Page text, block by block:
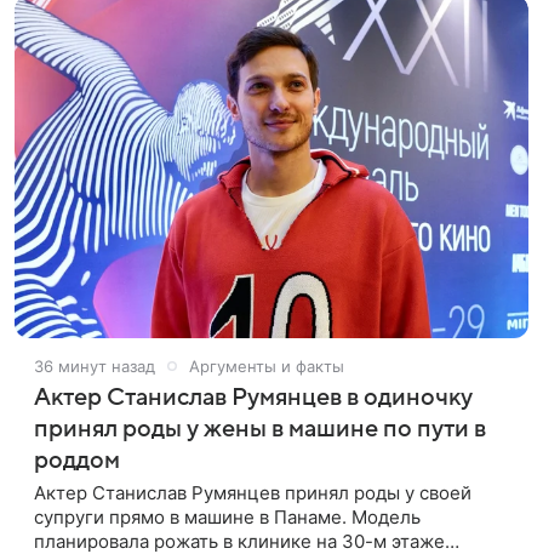
36 минут назад Аргументы и факты
Актер Станислав Румянцев в одиночку
принял роды у жены в машине по пути в
роддом
Актер Станислав Румянцев принял роды у своей
супруги прямо в машине в Панаме. Модель
планировала рожать в клинике на 30-м этаже